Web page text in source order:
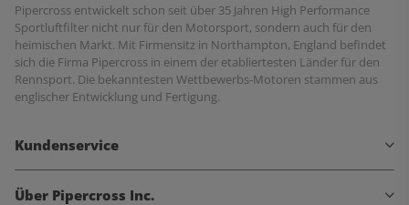
Pipercross entwickelt schon seit über 35 Jahren High Performance
Sportluftfilter nicht nur für den Motorsport, sondern auch für den
heimischen Markt. Mit Firmensitz in Northampton, England befindet
sich die Firma Pipercross in einem der etabliertesten Länder für den
Rennsport. Die bekanntesten Wettbewerbs-Motoren stammen aus
englischer Entwicklung und Fertigung.
Kundenservice
Über Pipercross Inc.